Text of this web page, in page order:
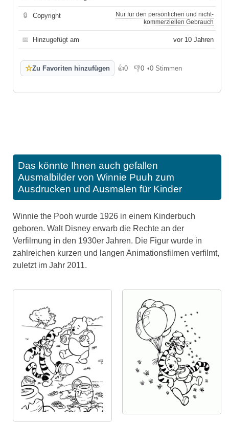
🔒 Copyright
Nur für den persönlichen und nicht-
kommerziellen Gebrauch
📅 Hinzugefügt am vor 10 Jahren
☆Zu Favoriten hinzufügen 👍0
Gefällt mir
👎0
Gefällt mir nicht
•0 Stimmen
Das könnte Ihnen auch gefallen
Ausmalbilder von Winnie Puuh zum
Ausdrucken und Ausmalen für Kinder
Winnie the Pooh wurde 1926 in einem Kinderbuch
geboren. Walt Disney erwarb die Rechte an der
Verfilmung in den 1930er Jahren. Die Figur wurde in
zahlreichen kurzen und langen Animationsfilmen verfilmt,
zuletzt im Jahr 2011.